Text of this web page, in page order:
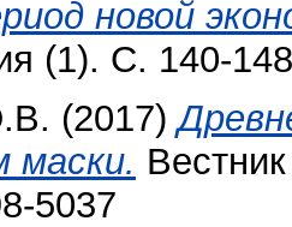
новой
(1). С. 140-
(2017)
маски.
5037